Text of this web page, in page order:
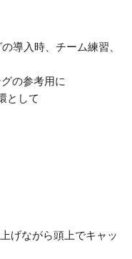
導入時、チーム練習、
の参考用に
として
げながら頭上でキャッ